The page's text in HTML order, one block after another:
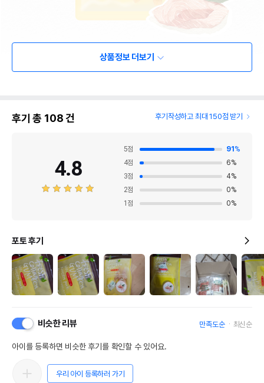
상품정보 더보기
후기 총 108건 후기작성하고 최대 150점 받기
4.8
5점 91 %
4점 6%
3점 4%
2점 0%
1 점 0%
포토 후기
비슷한 리뷰 만족도순 최신순
아이를 등록하면 비슷한 후기를 확인할 수 있어요.
우리 아이 등록하러 가기